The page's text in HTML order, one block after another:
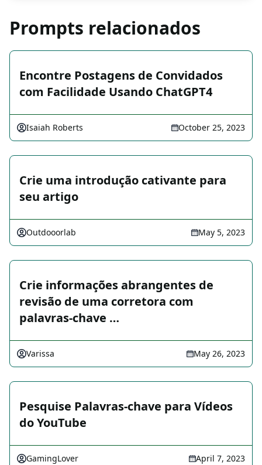
Prompts relacionados
Encontre Postagens de Convidados
com Facilidade Usando ChatGPT4
Isaiah Roberts October 25, 2023
Crie uma introdução cativante para
seu artigo
Outdooorlab May 5, 2023
Crie informações abrangentes de
revisão de uma corretora com
palavras-chave …
Varissa May 26, 2023
Pesquise Palavras-chave para Vídeos
do YouTube
GamingLover April 7, 2023